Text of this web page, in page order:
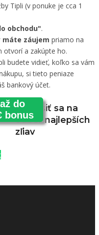
Tipli (v ponuke je cca 1
obchodu".
záujem priamo na
otvorí a zakúpte ho.
budete vidieť, koľko sa vám
si tieto peniaze
bankový účet.
do
bonus
Prihlásiť sa na
odber najlepších
zľiav